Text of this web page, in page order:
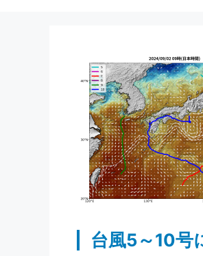
台風5～10号